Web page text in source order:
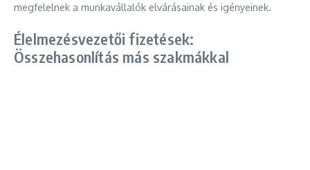
megfelelnek a munkavállalók elvárásainak és igényeinek.
Élelmezésvezetői fizetések:
Összehasonlítás más szakmákkal